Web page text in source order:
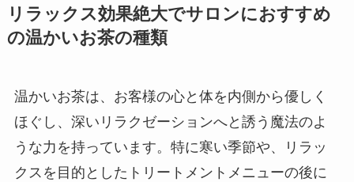
リラックス効果絶大でサロンにおすすめ
の温かいお茶の種類
温かいお茶は、お客様の心と体を内側から優しく
ほぐし、深いリラクゼーションへと誘う魔法のよ
うな力を持っています。特に寒い季節や、リラッ
クスを目的としたトリートメントメニューの後に